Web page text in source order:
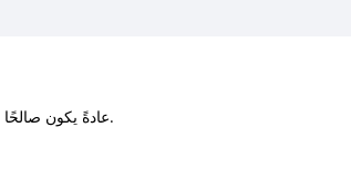
عادةً يكون صالحًا لمرة واحدة لكل مشوار، وقد تختلف الشروط حسب كود خصم وصليني السعودية.